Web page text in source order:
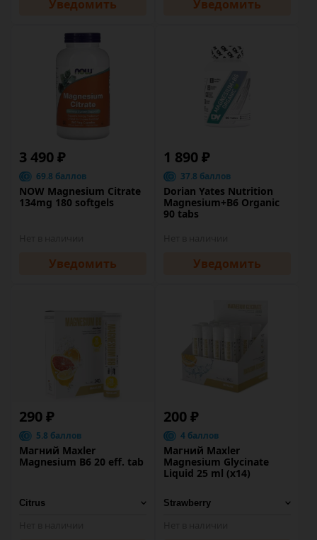
Уведомить Уведомить
3 490 ₽
69.8 баллов
NOW Magnesium Citrate
134mg 180 softgels
Уведомить
1 890 ₽
37.8 баллов
Dorian Yates Nutrition
Magnesium+B6 Organic
90 tabs
Уведомить
290 ₽
5.8 баллов
Магний Maxler
Magnesium B6 20 eff. tab
200 ₽
4 баллов
Магний Maxler
Magnesium Glycinate
Liquid 25 ml (x14)